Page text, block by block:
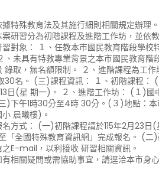
特殊教育法及其施行細則相關規定辦理。
研習分為初階課程及進階工作坊，並依
對象： １、任教本市國民教育階段學
、未具有特教專業背景之本市國民教育
錄取，無名額限制。 ２、進階課程為工
30名。 (三)課程資訊： １、初階課程：
日(星 期一)。 ２、進階工作坊： (１)國
)下午1時30分至4時 30分。(３)地點：本
晨曦樓)。
名方式： (一)初階課程請於115年2月23
「全國特殊教育資訊網」完成報名。 (
之E-mail，以利接收 研習相關資訊。
有相關疑問或需協助事宜，請逕洽本市